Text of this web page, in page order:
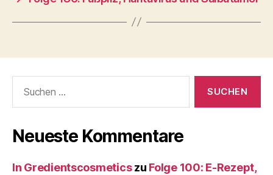
nach:
Neueste Kommentare
In Gredientscosmeticszu Folge 100: E-Rezept,